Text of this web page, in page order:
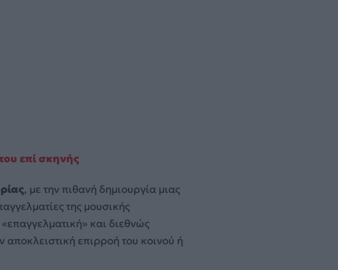
επί σκηνής
, με την πιθανή δημιουργία μιας
της μουσικής
και διεθνώς
επιρροή του κοινού ή